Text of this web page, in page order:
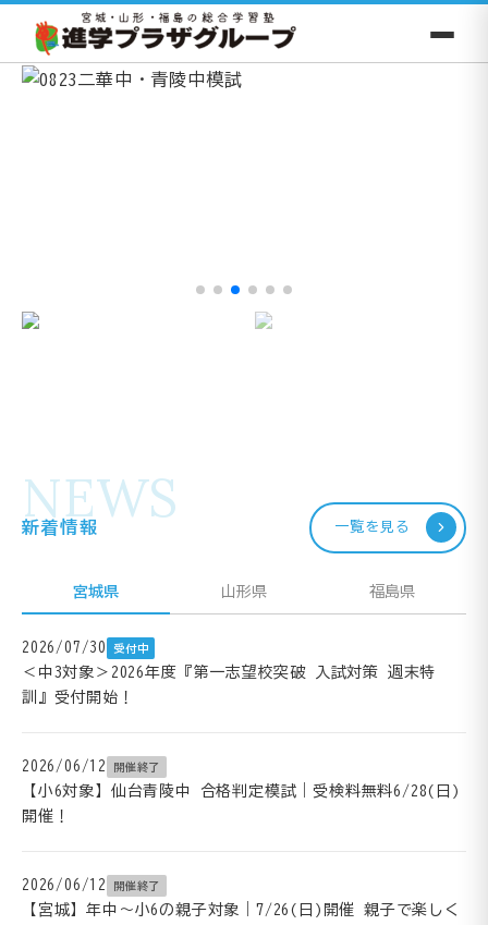
NEWS
新着情報 一覧を見る
宮城県 山形県 福島県
2026/07/30 受付中
＜中3対象＞2026年度『第一志望校突破 入試対策 週末特
訓』受付開始！
2026/06/12 開催終了
【小6対象】仙台青陵中 合格判定模試｜受検料無料6/28(日)
開催！
2026/06/12 開催終了
【宮城】年中～小6の親子対象｜7/26(日)開催 親子で楽しく